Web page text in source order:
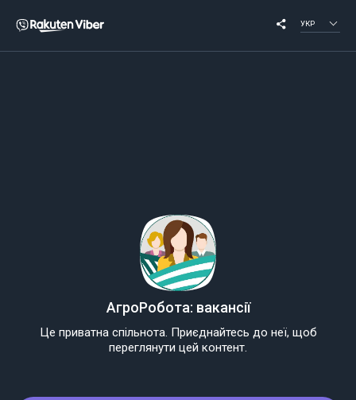
УКР
АгроРобота: вакансії
Це приватна спільнота. Приєднайтесь до неї, щоб
переглянути цей контент.